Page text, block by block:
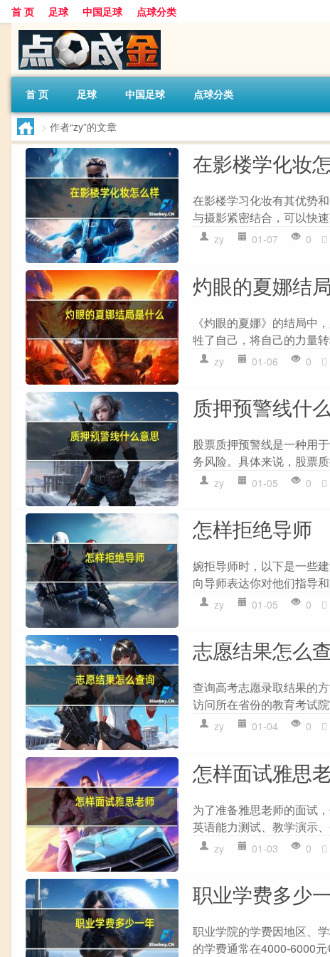
首 页 足球 中国足球 点球分类
首 页 足球 中国足球 点球分类
> 作者“zy”的文章
在影楼学化妆
在影楼学习化妆有其优势
与摄影紧密结合，可以快
zy 01-07 0
灼眼的夏娜结
《灼眼的夏娜》的结局中
牲了自己，将自己的力量
zy 01-06 0
质押预警线什
股票质押预警线是一种用
务风险。具体来说，股票
zy 01-05 0
怎样拒绝导师
婉拒导师时，以下是一些
向导师表达你对他们指导
zy 01-05 0
志愿结果怎么
查询高考志愿录取结果的
访问所在省份的教育考试
zy 01-04 0
怎样面试雅思
为了准备雅思老师的面试
英语能力测试、教学演示
zy 01-03 0
职业学费多少
职业学院的学费因地区、
的学费通常在4000-6000